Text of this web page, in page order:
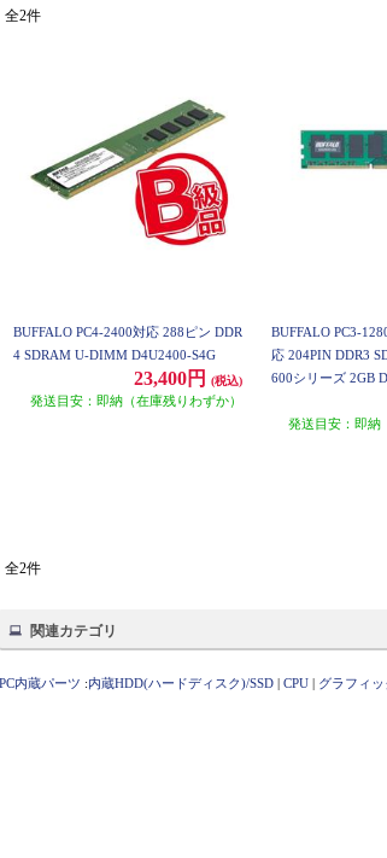
全2件
BUFFALO PC4-2400対応 288ピン DDR
4 SDRAM U-DIMM D4U2400-S4G
23,400円 (税込)
発送目安：即納（在庫残りわずか）
BUFFALO PC3-
応 204PIN DDR3
600シリーズ 2GB
発送目安：即納
全2件
関連カテゴリ
PC内蔵パーツ :内蔵HDD(ハードディスク)/SSD | CPU | グラフィ